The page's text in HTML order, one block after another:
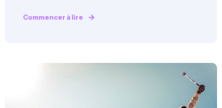
Commencer à lire